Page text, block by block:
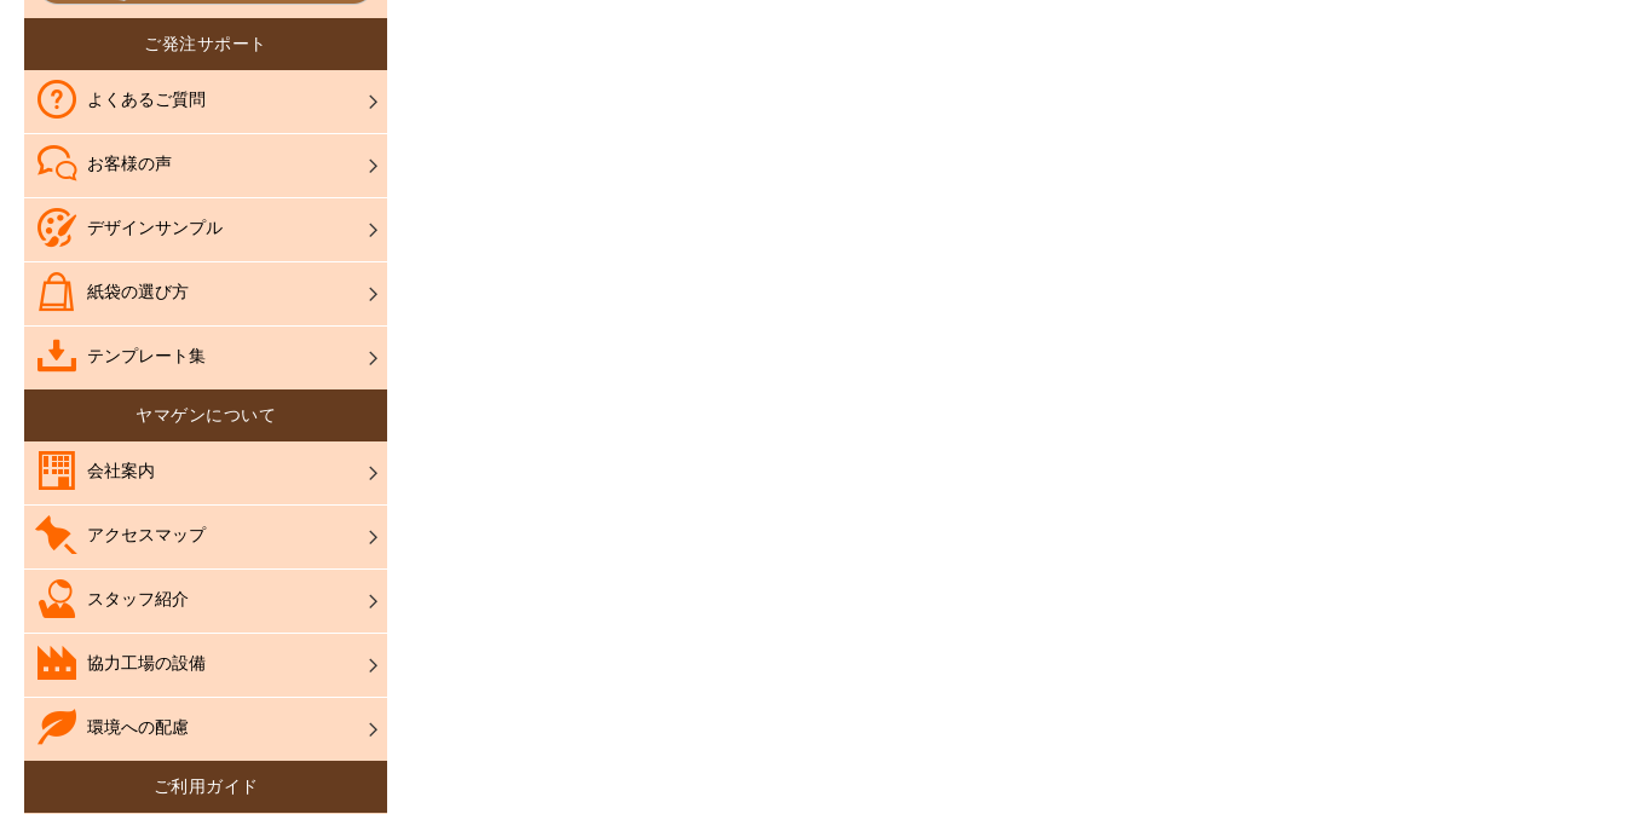
ご発注サポート
よくあるご質問
お客様の声
デザインサンプル
紙袋の選び方
テンプレート集
ヤマゲンについて
会社案内
アクセスマップ
スタッフ紹介
協力工場の設備
環境への配慮
ご利用ガイド